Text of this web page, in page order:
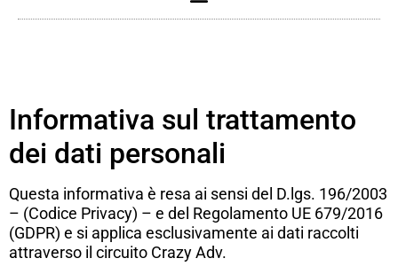
Informativa sul trattamento
dei dati personali
Questa informativa è resa ai sensi del D.lgs. 196/2003
– (Codice Privacy) – e del Regolamento UE 679/2016
(GDPR) e si applica esclusivamente ai dati raccolti
attraverso il circuito Crazy Adv.